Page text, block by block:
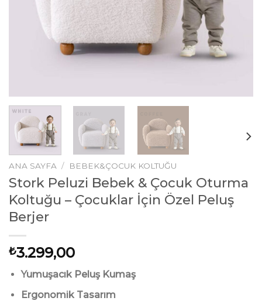
ANA SAYFA / BEBEK&ÇOCUK KOLTUĞU
Stork Peluzi Bebek & Çocuk Oturma
Koltuğu – Çocuklar İçin Özel Peluş
Berjer
₺3.299,00
Yumuşacık Peluş Kumaş
Ergonomik Tasarım